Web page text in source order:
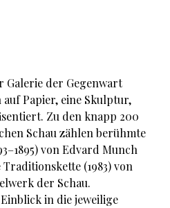
Galerie der Gegenwart
Papier, eine Skulptur,
Zu den knapp 200
Schau zählen berühmte
von Edvard Munch
(1983) von
der Schau.
in die jeweilige